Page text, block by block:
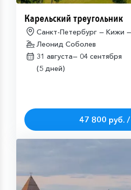
Карельский треугольник
Санкт-Петербург — Кижи
Леонид Соболев
31 августа— 04 сентября
(5 дней)
47 800 руб. /